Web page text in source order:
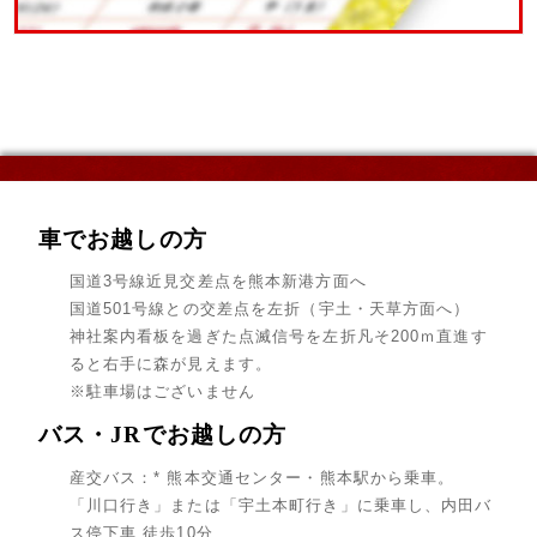
車でお越しの方
国道3号線近見交差点を熊本新港方面へ
国道501号線との交差点を左折（宇土・天草方面へ）
神社案内看板を過ぎた点滅信号を左折凡そ200ｍ直進す
ると右手に森が見えます。
※駐車場はございません
バス・JRでお越しの方
産交バス：* 熊本交通センター・熊本駅から乗車。
「川口行き」または「宇土本町行き」に乗車し、内田バ
ス停下車 徒歩10分